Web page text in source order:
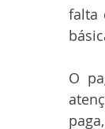
falta
O